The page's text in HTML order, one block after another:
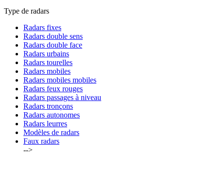
Type de radars
Radars fixes
Radars double sens
Radars double face
Radars urbains
Radars tourelles
Radars mobiles
Radars mobiles mobiles
Radars feux rouges
Radars passages à niveau
Radars tronçons
Radars autonomes
Radars leurres
Modèles de radars
Faux radars
-->